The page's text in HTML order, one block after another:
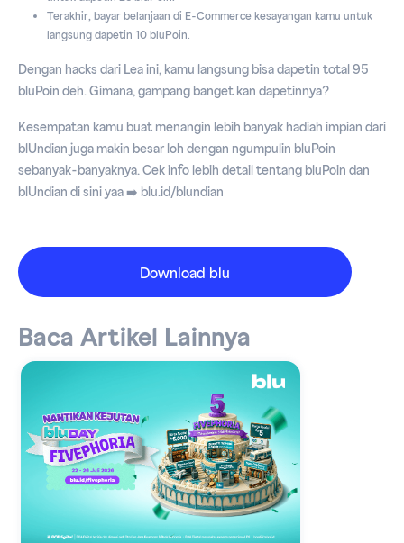
Terakhir, bayar belanjaan di E-Commerce kesayangan kamu untuk
langsung dapetin 10 bluPoin.
Dengan hacks dari Lea ini, kamu langsung bisa dapetin total 95
bluPoin deh. Gimana, gampang banget kan dapetinnya?
Kesempatan kamu buat menangin lebih banyak hadiah impian dari
blUndian juga makin besar loh dengan ngumpulin bluPoin
sebanyak-banyaknya. Cek info lebih detail tentang bluPoin dan
blUndian di sini yaa ➡️ blu.id/blundian
Download blu
Baca Artikel Lainnya